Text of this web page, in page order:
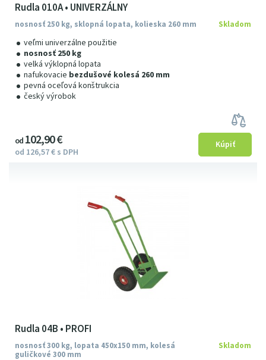
Rudla 010A • UNIVERZÁLNY
nosnosť 250 kg, sklopná lopata, kolieska 260 mm
veľmi univerzálne použitie
nosnosť 250 kg
velká výklopná lopata
nafukovacie bezdušové kolesá 260 mm
pevná oceľová konštrukcia
český výrobok
Skladom
od 102 90€
od 126 57€ s DPH
Rudla 04B • PROFI
nosnosť 300 kg, lopata 450x150 mm, kolesá
guličkové 300 mm
Skladom